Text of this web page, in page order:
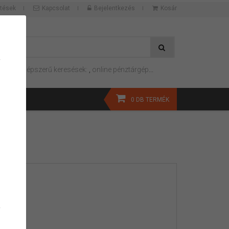
Kapcsolat Bejelentkezés Kosár
Népszerű keresések: online pénztárgép
0 DB TERMÉK